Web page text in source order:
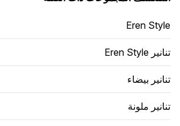
Eren Style
تنانير Eren Style
تنانير بيضاء
تنانير ملونة